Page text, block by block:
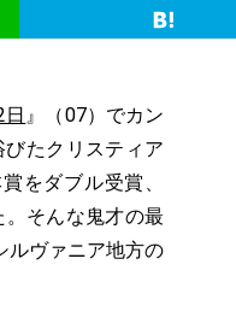
日 』（07）でカン
たクリスティア
をダブル受賞、
そんな鬼才の最
ルヴァニア地方の